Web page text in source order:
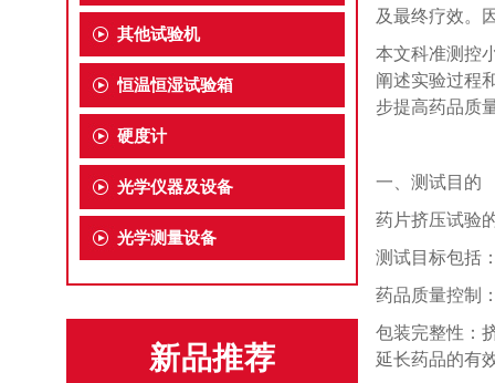
其他试验机
恒温恒湿试验箱
硬度计
光学仪器及设备
光学测量设备
新品推荐
及最终疗效。
本文科准测控
阐述实验过程
步提高药品质
一、 测试目的
药片挤压试验
测试目标包括
药品质量控制
包装完整性：
延长药品的有